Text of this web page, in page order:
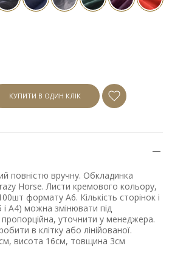
КУПИТИ В ОДИН КЛІК
повністю вручну. Обкладинка
Horse. Листи кремового кольору,
формату А6. Кількість сторінок і
і А4) можна змінювати під
уточнити у менеджера.
в клітку або лінійованої.
висота 16см, товщина 3см